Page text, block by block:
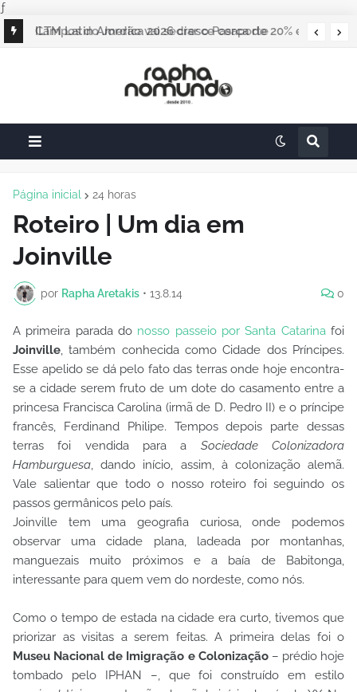
ƒ
ILTM Latin America 2026 cresce cerca de 20% e
Página inicial 24 horas
Roteiro | Um dia em
Joinville
por Rapha Aretakis • 13.8.14 0
A primeira parada do nosso passeio por Santa Catarinafoi
Joinville, também conhecida como Cidade dos Príncipes.
Esse apelido se dá pelo fato das terras onde hoje encontra-
se a cidade serem fruto de um dote do casamento entre a
princesa Francisca Carolina (irmã de D. Pedro II) e o príncipe
francês, Ferdinand Philipe. Tempos depois parte dessas
terras foi vendida para a Sociedade Colonizadora
Hamburguesa, dando início, assim, à colonização alemã.
Vale salientar que todo o nosso roteiro foi seguindo os
passos germânicos pelo país.
Joinville tem uma geografia curiosa, onde podemos
observar uma cidade plana, ladeada por montanhas,
manguezais muito próximos e a baía de Babitonga,
interessante para quem vem do nordeste, como nós.
Como o tempo de estada na cidade era curto, tivemos que
priorizar as visitas a serem feitas. A primeira delas foi o
Museu Nacional de Imigração e Colonização– prédio hoje
tombado pelo IPHAN –, que foi construído em estilo